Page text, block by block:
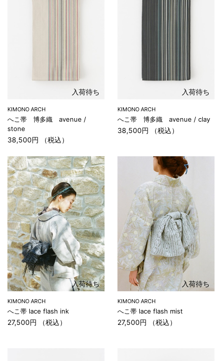
入荷待ち
KIMONO ARCH
へこ帯 博多織 avenue /
stone
38,500円 （税込）
入荷待ち
KIMONO ARCH
へこ帯 博多織 avenue / clay
38,500円 （税込）
入荷待ち
KIMONO ARCH
へこ帯 lace flash ink
27,500円 （税込）
入荷待ち
KIMONO ARCH
へこ帯 lace flash mist
27,500円 （税込）